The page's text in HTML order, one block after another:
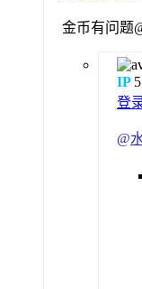
金币有问题
IP 5
登
@